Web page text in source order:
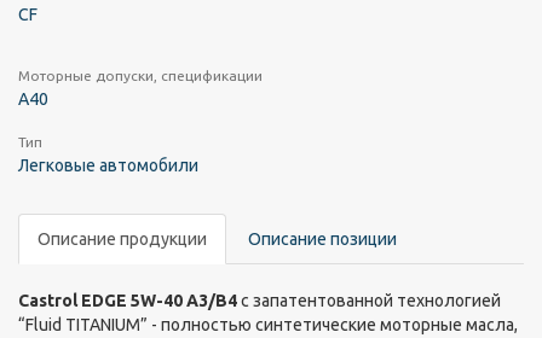
CF
Моторные допуски, спецификации
A40
Тип
Легковые автомобили
Описание продукции Описание позиции
Castrol EDGE 5W-40 A3/B4с запатентованной технологией
“Fluid TITANIUM” - полностью синтетические моторные масла,